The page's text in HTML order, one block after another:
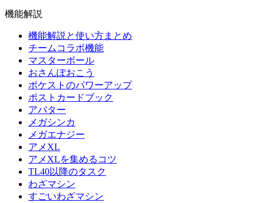
機能解説
機能解説と使い方まとめ
チームコラボ機能
マスターボール
おさんぽおこう
ポケストのパワーアップ
ポストカードブック
アバター
メガシンカ
メガエナジー
アメXL
アメXLを集めるコツ
TL40以降のタスク
わざマシン
すごいわざマシン